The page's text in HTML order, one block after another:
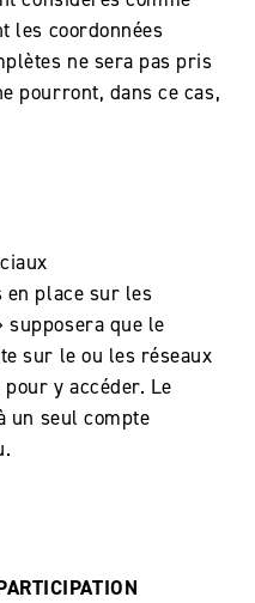
les coordonnées
ne sera pas pris
pourront, dans ce cas,
en place sur les
supposera que le
sur le ou les réseaux
y accéder. Le
un seul compte